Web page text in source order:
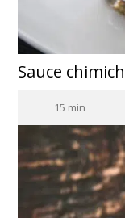
Sauce
15 min